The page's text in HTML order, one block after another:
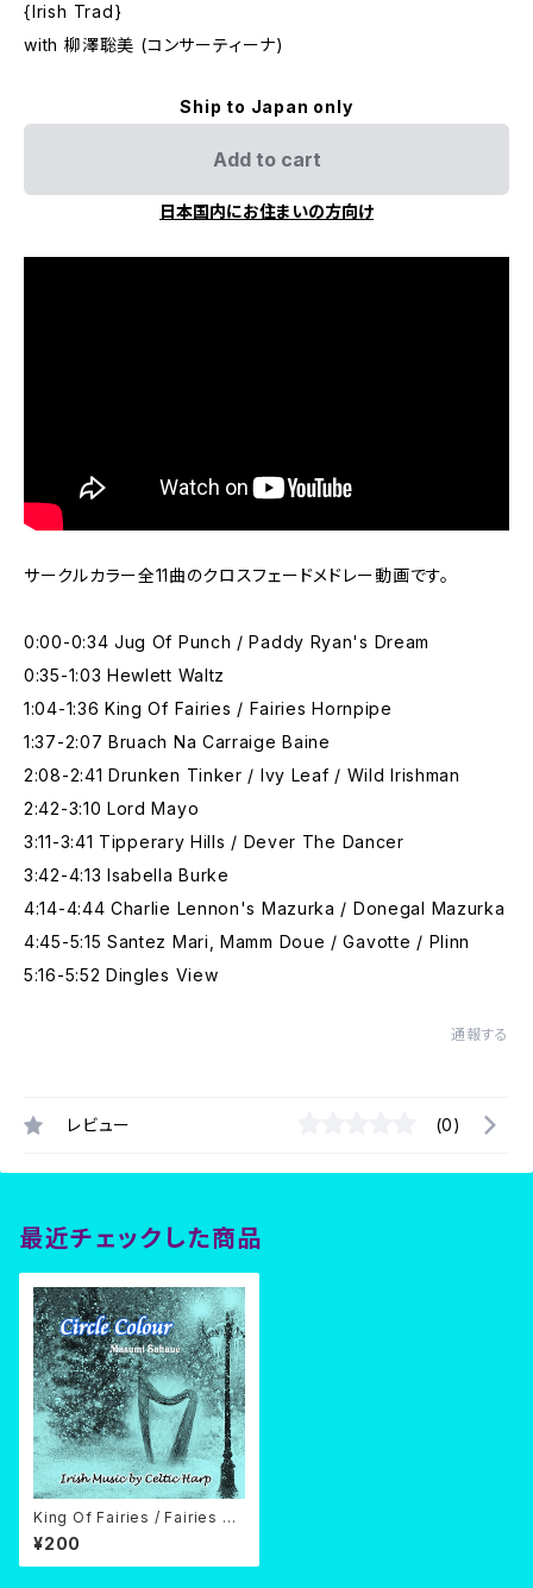
{Irish Trad}
with 柳澤聡美 (コンサーティーナ)
Ship to Japan only
Add to cart
日本国内にお住まいの方向け
サークルカラー全11曲のクロスフェードメドレー動画です。
0:00-0:34 Jug Of Punch / Paddy Ryan's Dream
0:35-1:03 Hewlett Waltz
1:04-1:36 King Of Fairies / Fairies Hornpipe
1:37-2:07 Bruach Na Carraige Baine
2:08-2:41 Drunken Tinker / Ivy Leaf / Wild Irishman
2:42-3:10 Lord Mayo
3:11-3:41 Tipperary Hills / Dever The Dancer
3:42-4:13 Isabella Burke
4:14-4:44 Charlie Lennon's Mazurka / Donegal Mazurka
4:45-5:15 Santez Mari, Mamm Doue / Gavotte / Plinn
5:16-5:52 Dingles View
通報する
レビュー (0)
最近チェックした商品
King Of Fairies / Fairies Ho
rnpipe (ダウンロード)
¥200